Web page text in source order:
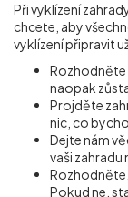
Při vyklízení
chcete, aby
vyklízení připravit
Rozhodněte
naopak
Projděte
nic, co
Dejte nám
vaši zahradu
Pokud ne,